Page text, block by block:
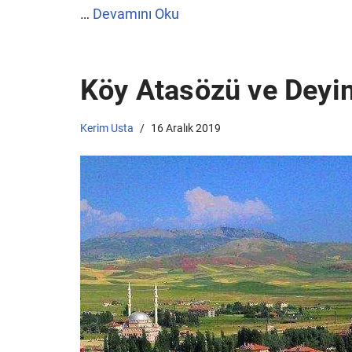
… Devamını Oku
Köy Atasözü ve
Kerim Usta 16 Aralık 2019